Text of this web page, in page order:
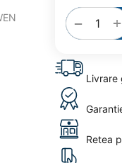
+
−
la
favorite
Livrare
Retea